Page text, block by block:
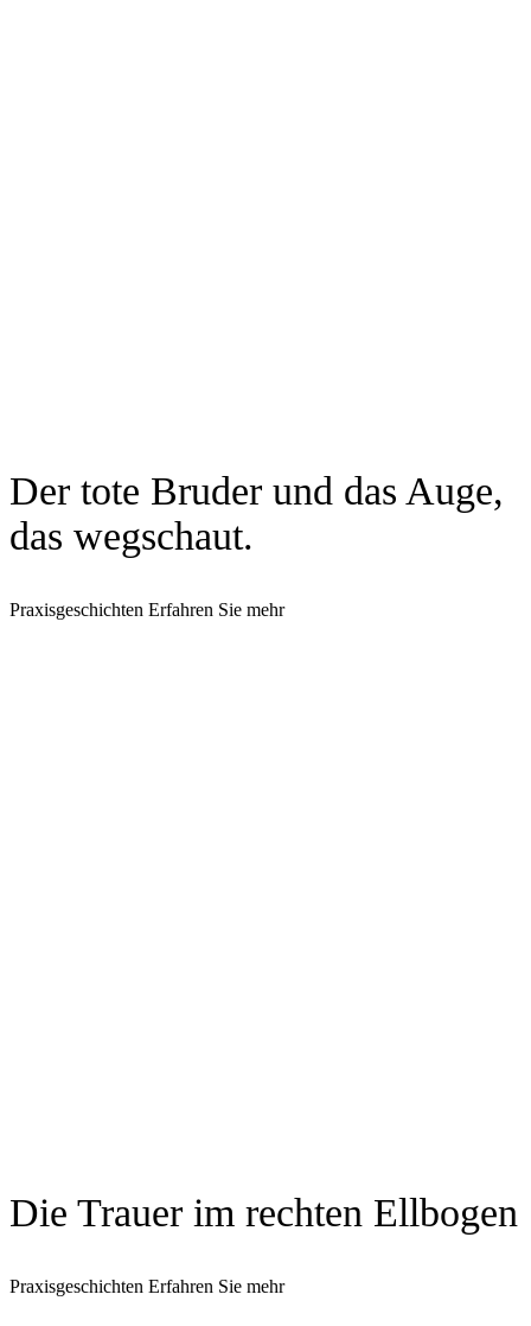
Der tote Bruder und das Auge,
das wegschaut.
Praxisgeschichten Erfahren Sie mehr
Die Trauer im rechten Ellbogen
Praxisgeschichten Erfahren Sie mehr